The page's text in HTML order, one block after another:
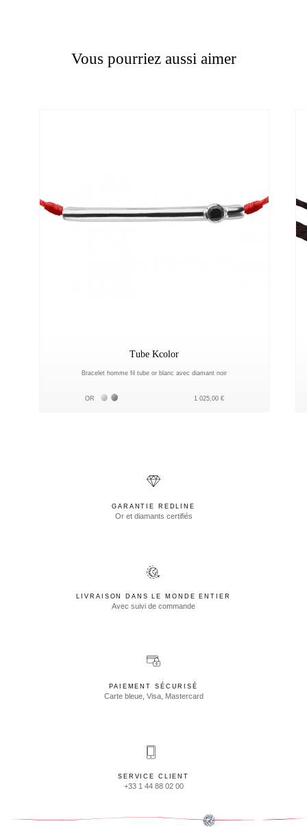
Vous pourriez aussi aimer
Tube Kcolor
Bracelet homme fil tube or blanc avec diamant noir
OR Белое золото 18К
Чёрное золото 18К 1 025,00 €
GARANTIE REDLINE
Or et diamants certifiés
LIVRAISON DANS LE MONDE ENTIER
Avec suivi de commande
PAIEMENT SÉCURISÉ
Carte bleue, Visa, Mastercard
SERVICE CLIENT
+33 1 44 88 02 00